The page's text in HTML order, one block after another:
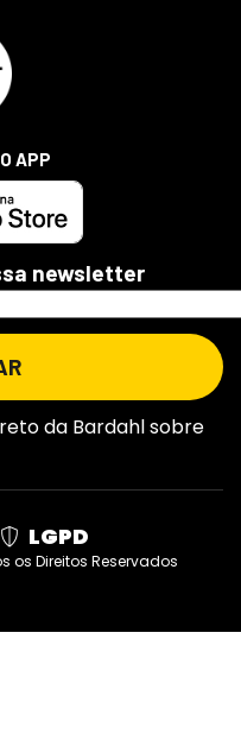
newsletter
da Bardahl sobre
APP
LGPD
os Direitos Reservados